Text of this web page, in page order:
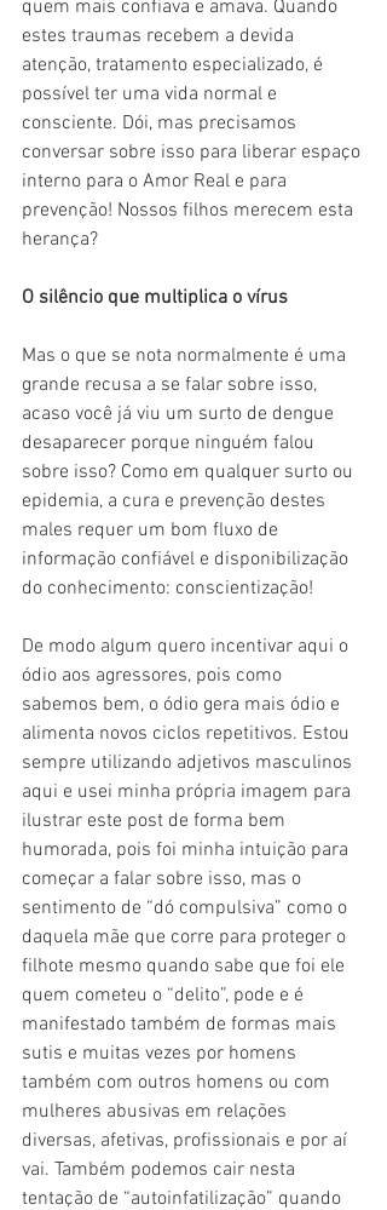
quem mais confiava e amava. Quando
estes traumas recebem a devida
atenção, tratamento especializado, é
possível ter uma vida normal e
consciente. Dói, mas precisamos
conversar sobre isso para liberar espaço
interno para o Amor Real e para
prevenção! Nossos filhos merecem esta
herança?
O silêncio que multiplica o vírus
Mas o que se nota normalmente é uma
grande recusa a se falar sobre isso,
acaso você já viu um surto de dengue
desaparecer porque ninguém falou
sobre isso? Como em qualquer surto ou
epidemia, a cura e prevenção destes
males requer um bom fluxo de
informação confiável e disponibilização
do conhecimento: conscientização!
De modo algum quero incentivar aqui o
ódio aos agressores, pois como
sabemos bem, o ódio gera mais ódio e
alimenta novos ciclos repetitivos. Estou
sempre utilizando adjetivos masculinos
aqui e usei minha própria imagem para
ilustrar este post de forma bem
humorada, pois foi minha intuição para
começar a falar sobre isso, mas o
sentimento de “dó compulsiva” como o
daquela mãe que corre para proteger o
filhote mesmo quando sabe que foi ele
quem cometeu o “delito”, pode e é
manifestado também de formas mais
sutis e muitas vezes por homens
também com outros homens ou com
mulheres abusivas em relações
diversas, afetivas, profissionais e por aí
vai. Também podemos cair nesta
tentação de “autoinfatilização” quando